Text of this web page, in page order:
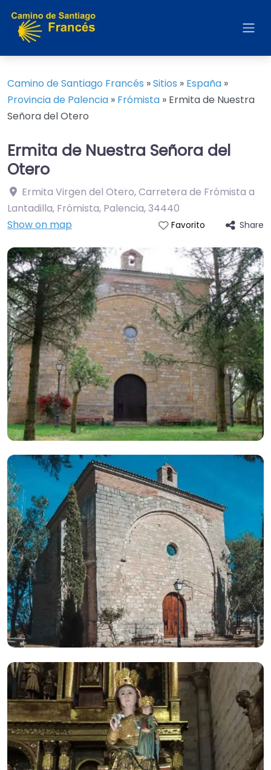
Camino de Santiago Francés »Sitios » España »
Provincia de Palencia » Frómista » Ermita de Nuestra
Señora del Otero
Ermita de Nuestra Señora del
Otero
Ermita Virgen del Otero, Carretera de Frómista a
Lantadilla, Frómista, Palencia,34440
Show on map
Favorito Share